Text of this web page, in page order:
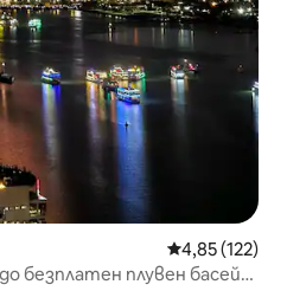
Средна
4,85 (122)
безплатен плувен басейн